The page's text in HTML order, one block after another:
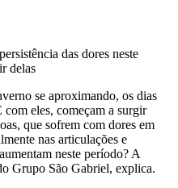
das dores neste
delas
se aproximando, os dias
com eles, começam a surgir
que sofrem com dores em
nas articulações e
neste período? A
Grupo São Gabriel, explica.